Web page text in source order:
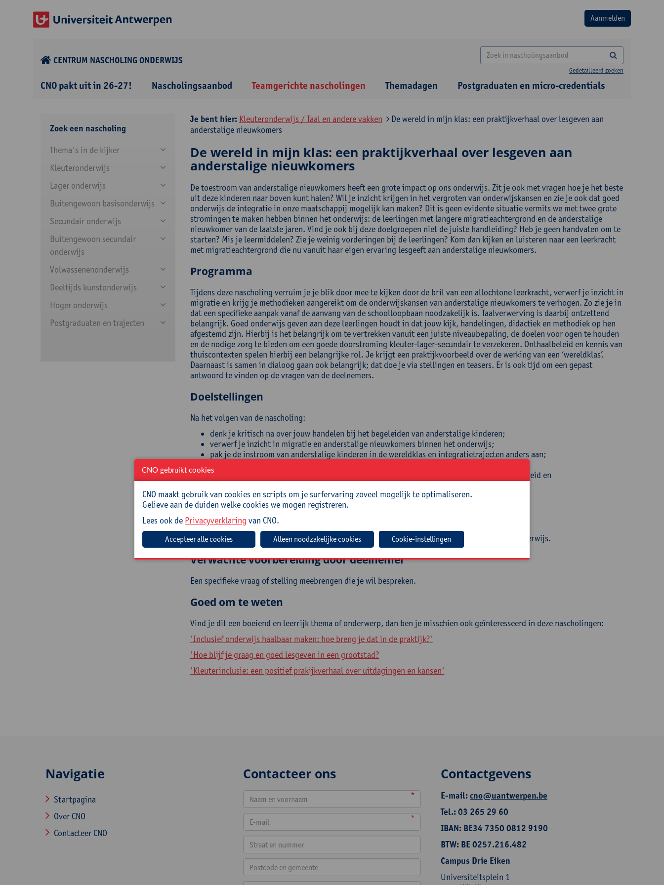
CENTRUM NASCHOLING ONDERWIJS
Gedetailleerd zoeken
CNO pakt uit in 26-27! Nascholingsaanbod Teamgerichte nascholingen Themadagen Postgraduaten en micro-credentials
Zoek een nascholing
Thema's in de kijker
Kleuteronderwijs
Lager onderwijs
Buitengewoon basisonderwijs
Secundair onderwijs
Buitengewoon secundair
onderwijs
Volwassenenonderwijs
Deeltijds kunstonderwijs
Hoger onderwijs
Postgraduaten en trajecten
Je bent hier: Kleuteronderwijs / Taal en andere vakken
De wereld in mijn klas: een praktijkverhaal over lesgeven aan
anderstalige nieuwkomers
De wereld in mijn klas: een praktijkverhaal over lesgeven aan
anderstalige nieuwkomers
De toestroom van anderstalige nieuwkomers heeft een grote impact op ons onderwijs. Zit je ook met vragen hoe je het beste
uit deze kinderen naar boven kunt halen? Wil je inzicht krijgen in het vergroten van onderwijskansen en zie je ook dat goed
onderwijs de integratie in onze maatschappij mogelijk kan maken? Dit is geen evidente situatie vermits we met twee grote
stromingen te maken hebben binnen het onderwijs: de leerlingen met langere migratieachtergrond en de anderstalige
nieuwkomer van de laatste jaren. Vind je ook bij deze doelgroepen niet de juiste handleiding? Heb je geen handvaten om te
starten? Mis je leermiddelen? Zie je weinig vorderingen bij de leerlingen? Kom dan kijken en luisteren naar een leerkracht
met migratieachtergrond die nu vanuit haar eigen ervaring lesgeeft aan anderstalige nieuwkomers.
Programma
Tijdens deze nascholing verruim je je blik door mee te kijken door de bril van een allochtone leerkracht, verwerf je inzicht in
migratie en krijg je methodieken aangereikt om de onderwijskansen van anderstalige nieuwkomers te verhogen. Zo zie je in
dat een specifieke aanpak vanaf de aanvang van de schoolloopbaan noodzakelijk is. Taalverwerving is daarbij ontzettend
belangrijk. Goed onderwijs geven aan deze leerlingen houdt in dat jouw kijk, handelingen, didactiek en methodiek op hen
afgestemd zijn. Hierbij is het belangrijk om te vertrekken vanuit een juiste niveaubepaling, de doelen voor ogen te houden
en de nodige zorg te bieden om een goede doorstroming kleuter-lager-secundair te verzekeren. Onthaalbeleid en kennis van
thuiscontexten spelen hierbij een belangrijke rol. Je krijgt een praktijkvoorbeeld over de werking van een ‘wereldklas’.
Daarnaast is samen in dialoog gaan ook belangrijk; dat doe je via stellingen en teasers. Er is ook tijd om een gepast
antwoord te vinden op de vragen van de deelnemers.
Doelstellingen
Na het volgen van de nascholing:
denk je kritisch na over jouw handelen bij het begeleiden van anderstalige kinderen;
verwerf je inzicht in migratie en anderstalige nieuwkomers binnen het onderwijs;
pak je de instroom van anderstalige kinderen in de wereldklas en integratietrajecten anders aan;
som je de voordelen op wanneer je inzet op een degelijk(e) onthaalbeleid/ouderbetrokkenheid en
Doelgroep
(Zorg)leerkrachten uit het basisonderwijs.
Iedereen die meer inzicht wil krijgen in de aanpak van anderstalige nieuwkomers binnen het onderwijs.
Verwachte voorbereiding door deelnemer
Een specifieke vraag of stelling meebrengen die je wil bespreken.
Goed om te weten
Vind je dit een boeiend en leerrijk thema of onderwerp, dan ben je misschien ook geïnteresseerd in deze nascholingen:
'Inclusief onderwijs haalbaar maken: hoe breng je dat in de praktijk?'
'Hoe blijf je graag en goed lesgeven in een grootstad?
'Kleuterinclusie: een positief prakijkverhaal over uitdagingen en kansen'
Navigatie
Startpagina
Over CNO
Contacteer CNO
Contacteer ons
*
*
Contactgevens
E-mail:cno@uantwerpen.be
Tel.: 03 265 29 60
IBAN: BE34 7350 0812 9190
BTW: BE 0257.216.482
Campus Drie Eiken
Universiteitsplein 1
CNO gebruikt cookies
CNO maakt gebruik van cookies en scripts om je surfervaring zoveel mogelijk te optimaliseren.
Gelieve aan de duiden welke cookies we mogen registreren.
Lees ook de Privacyverklaring van CNO.
Cookie-instellingen